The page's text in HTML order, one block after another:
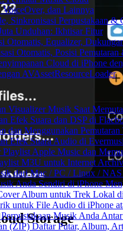
dan Lainnya
Sinkronisasi Perpustakaan &
Unduhan: Ikhtisar Fitur
Otomatis, Equalizer,
Otomatis, Posisi Pemutaran
Cloud di iPhone
AVAssetResourceLoader
Visualizer Musik Saat
Efek Suara dan DSP di
dan Menggunakan Pemutaran
Efek Suara Audio di
Playlist Apple Music dan
M3U untuk Internet
dari Mac / PC / Linux /
Anda Sendiri di iPhone
Album untuk Trek Lokal
untuk File Audio di iPhone
Musik Anda
(ZIP) Daftar Putar, Album,
Storage